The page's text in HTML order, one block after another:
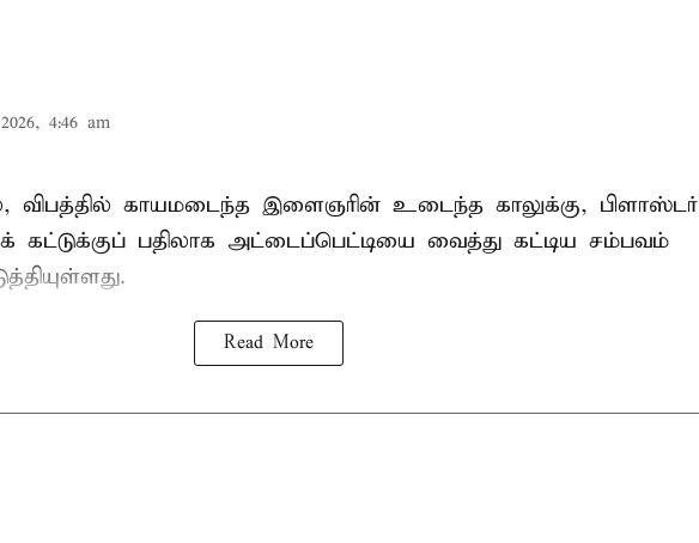
4:46 am
விபத்தில் காயமடைந்த இளைஞரின் உடைந்த காலுக்கு, பிளாஸ்டர்
கட்டுக்குப் பதிலாக அட்டைப்பெட்டியை வைத்து கட்டிய சம்பவம்
Read More